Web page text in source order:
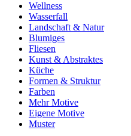
Wellness
Wasserfall
Landschaft & Natur
Blumiges
Fliesen
Kunst & Abstraktes
Küche
Formen & Struktur
Farben
Mehr Motive
Eigene Motive
Muster